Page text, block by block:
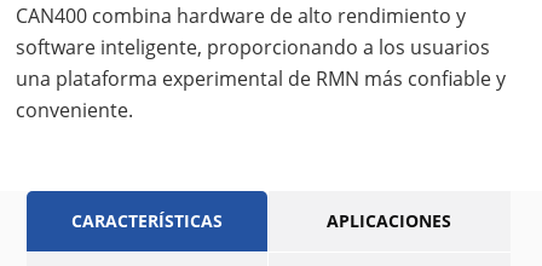
CAN400 combina hardware de alto rendimiento y
software inteligente, proporcionando a los usuarios
una plataforma experimental de RMN más confiable y
conveniente.
CARACTERÍSTICAS APLICACIONES